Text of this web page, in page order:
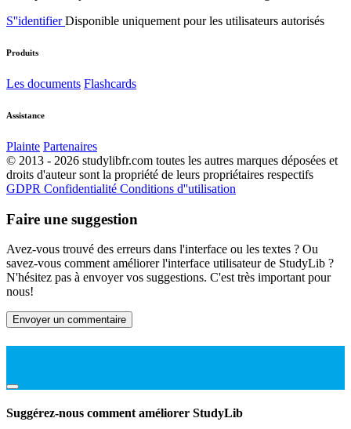
S''identifierDisponible uniquement pour les utilisateurs autorisés
Produits
Les documents Flashcards
Assistance
Plainte Partenaires
© 2013 - 2026 studylibfr.com toutes les autres marques déposées et
droits d'auteur sont la propriété de leurs propriétaires respectifs
GDPR Confidentialité Conditions d''utilisation
Faire une suggestion
Avez-vous trouvé des erreurs dans l'interface ou les textes ? Ou
savez-vous comment améliorer l'interface utilisateur de StudyLib ?
N'hésitez pas à envoyer vos suggestions. C'est très important pour
nous!
Envoyer un commentaire
Suggérez-nous comment améliorer StudyLib